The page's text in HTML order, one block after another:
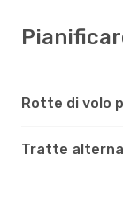
Rotte di volo
Tratte